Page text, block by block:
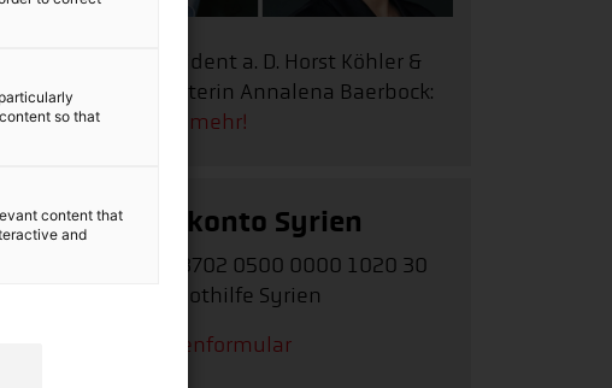
Bundespräsident a. D. Horst Köhler &
Außenministerin Annalena Baerbock:
Erfahren Sie mehr!
Spendenkonto Syrien
DE62 3702 0500 0000 1020 30
Nothilfe Syrien
Zum Spendenformular
so that
content that
and